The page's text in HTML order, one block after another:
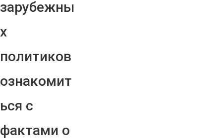
зарубежны
х
политиков
ознакомит
ься с
фактами о